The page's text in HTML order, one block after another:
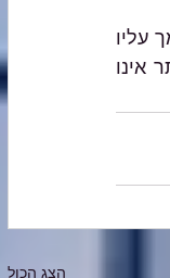
הצג הכול